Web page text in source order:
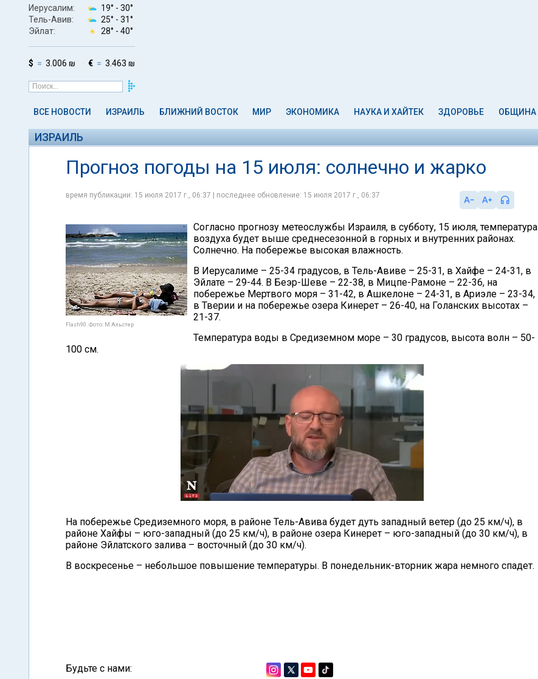
Иерусалим: 19° - 30°
Тель-Авив:
25° - 31°
Эйлат:
28° - 40°
$ 3.006 ₪ € 3.463 ₪
ВСЕ НОВОСТИ ИЗРАИЛЬ БЛИЖНИЙ ВОСТОК МИР ЭКОНОМИКА НАУКА И ХАЙТЕК ЗДОРОВЬЕ ОБЩИНА
ИЗРАИЛЬ
Прогноз погоды на 15 июля: солнечно и жарко
время публикации: 15 июля 2017 г., 06:37 | последнее обновление: 15 июля 2017 г., 06:37
Flash90. Фото: М.Альстер
Согласно прогнозу метеослужбы Израиля, в субботу, 15 июля, температура
воздуха будет выше среднесезонной в горных и внутренних районах.
Солнечно. На побережье высокая влажность.
В Иерусалиме – 25-34 градусов, в Тель-Авиве – 25-31, в Хайфе – 24-31, в
Эйлате – 29-44. В Беэр-Шеве – 22-38, в Мицпе-Рамоне – 22-36, на
побережье Мертвого моря – 31-42, в Ашкелоне – 24-31, в Ариэле – 23-34,
в Тверии и на побережье озера Кинерет – 26-40, на Голанских высотах –
21-37.
Температура воды в Средиземном море – 30 градусов, высота волн – 50-
100 см.
На побережье Средиземного моря, в районе Тель-Авива будет дуть западный ветер (до 25 км/ч), в
районе Хайфы – юго-западный (до 25 км/ч), в районе озера Кинерет – юго-западный (до 30 км/ч), в
районе Эйлатского залива – восточный (до 30 км/ч).
В воскресенье – небольшое повышение температуры. В понедельник-вторник жара немного спадет.
Будьте с нами: